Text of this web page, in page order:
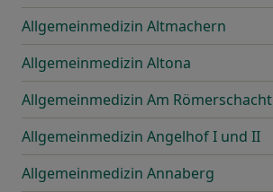
Allgemeinmedizin Altmachern
Allgemeinmedizin Altona
Allgemeinmedizin Am Römerschacht
Allgemeinmedizin Angelhof I und II
Allgemeinmedizin Annaberg